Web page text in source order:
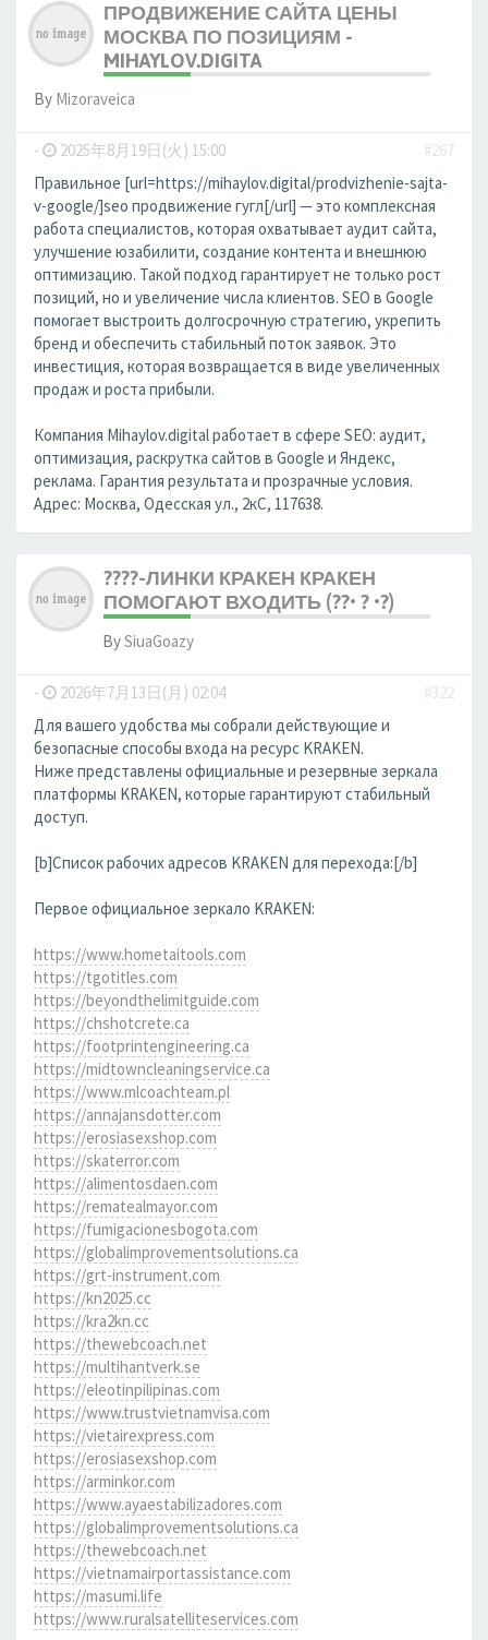
ПРОДВИЖЕНИЕ САЙТА ЦЕНЫ
МОСКВА ПО ПОЗИЦИЯМ -
MIHAYLOV.DIGITA
By Mizoraveica
- 2025年8月19日(火) 15:00
#267
Правильное [url=https://mihaylov.digital/prodvizhenie-sajta-
v-google/]seo продвижение гугл[/url] — это комплексная
работа специалистов, которая охватывает аудит сайта,
улучшение юзабилити, создание контента и внешнюю
оптимизацию. Такой подход гарантирует не только рост
позиций, но и увеличение числа клиентов. SEO в Google
помогает выстроить долгосрочную стратегию, укрепить
бренд и обеспечить стабильный поток заявок. Это
инвестиция, которая возвращается в виде увеличенных
продаж и роста прибыли.
Компания Mihaylov.digital работает в сфере SEO: аудит,
оптимизация, раскрутка сайтов в Google и Яндекс,
реклама. Гарантия результата и прозрачные условия.
Адрес: Москва, Одесская ул., 2кС, 117638.
????-ЛИНКИ КРАКЕН КРАКЕН
ПОМОГАЮТ ВХОДИТЬ (??• ? •?)
BySiuaGoazy
- 2026年7月13日(月) 02:04
#322
Для вашего удобства мы собрали действующие и
безопасные способы входа на ресурс KRAKEN.
Ниже представлены официальные и резервные зеркала
платформы KRAKEN, которые гарантируют стабильный
доступ.
[b]Список рабочих адресов KRAKEN для перехода:[/b]
Первое официальное зеркало KRAKEN:
https://www.hometaitools.com
https://tgotitles.com
https://beyondthelimitguide.com
https://chshotcrete.ca
https://footprintengineering.ca
https://midtowncleaningservice.ca
https://www.mlcoachteam.pl
https://annajansdotter.com
https://erosiasexshop.com
https://skaterror.com
https://alimentosdaen.com
https://rematealmayor.com
https://fumigacionesbogota.com
https://globalimprovementsolutions.ca
https://grt-instrument.com
https://kn2025.cc
https://kra2kn.cc
https://thewebcoach.net
https://multihantverk.se
https://eleotinpilipinas.com
https://www.trustvietnamvisa.com
https://vietairexpress.com
https://erosiasexshop.com
https://arminkor.com
https://www.ayaestabilizadores.com
https://globalimprovementsolutions.ca
https://thewebcoach.net
https://vietnamairportassistance.com
https://masumi.life
https://www.ruralsatelliteservices.com